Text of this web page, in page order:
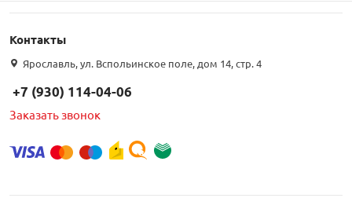
Контакты
Ярославль, ул. Вспольинское поле, дом 14, стр. 4
+7 (930) 114-04-06
Заказать звонок